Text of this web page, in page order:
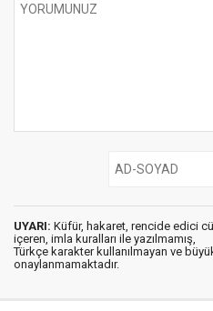
UYARI: Küfür, hakaret, rencide edici
içeren, imla kuralları ile yazılmamış,
Türkçe karakter kullanılmayan ve
onaylanmamaktadır.